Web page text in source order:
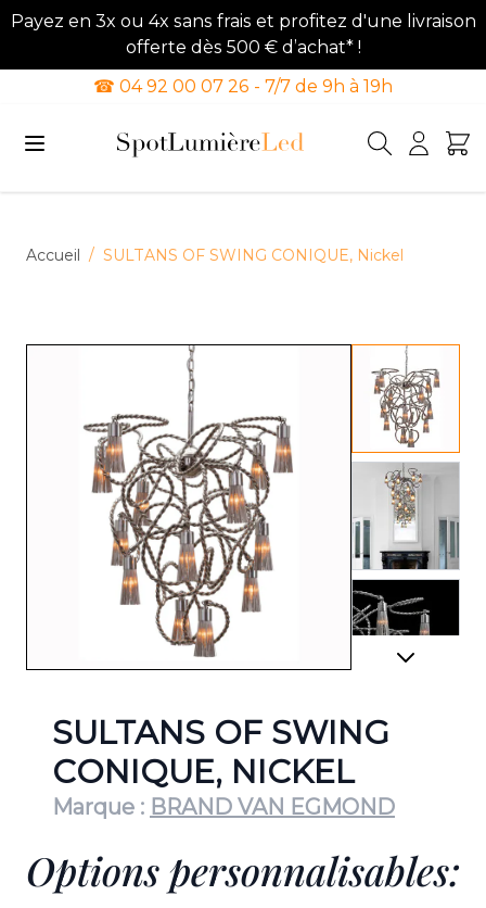
Payez en 3x ou 4x sans frais et profitez d'une livraison
offerte dès 500 € d’achat* !
☎ 04 92 00 07 26 - 7/7 de 9h à 19h
Accueil / SULTANS OF SWING CONIQUE, Nickel
View
View
SULTANS OF SWING
CONIQUE, NICKEL
Marque : BRAND VAN EGMOND
Options personnalisables: